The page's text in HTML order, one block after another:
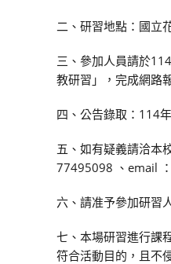
二、研習地點：國立
三、參加人員請於
教研習」，完成網路
四、公告錄取：114
五、如有疑義請洽本
77495098 、email
六、請准予參加研習
七、本場研習進行課
符合活動目的，且不